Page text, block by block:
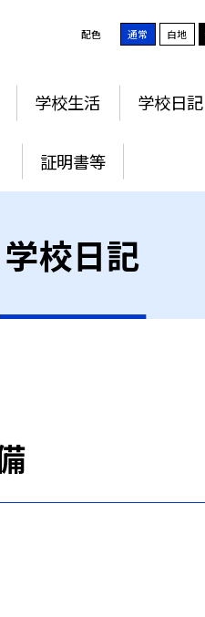
配色 通常 白地
学校生活 学校日記
証明書等
学校日記